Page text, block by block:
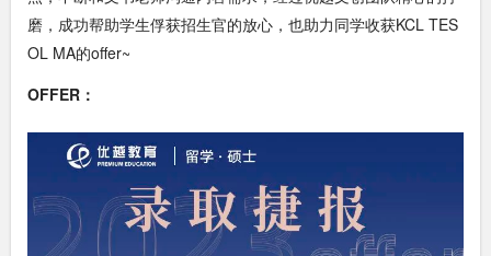
磨，成功帮助学生俘获招生官的放心，也助力同学收获KCL TES
OL MA的offer~
OFFER：